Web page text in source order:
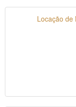
Locação de